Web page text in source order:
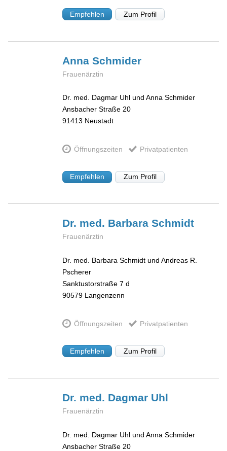
Empfehlen Zum Profil
AnnaSchmider
Frauenärztin
Dr. med. Dagmar Uhl und Anna Schmider
Ansbacher Straße 20
91413 Neustadt
Öffnungszeiten Privatpatienten
Empfehlen Zum Profil
Dr. med. BarbaraSchmidt
Frauenärztin
Dr. med. Barbara Schmidt und Andreas R.
Pscherer
Sanktustorstraße 7 d
90579 Langenzenn
Öffnungszeiten Privatpatienten
Empfehlen Zum Profil
Dr. med. Dagmar Uhl
Frauenärztin
Dr. med. Dagmar Uhl und Anna Schmider
Ansbacher Straße 20